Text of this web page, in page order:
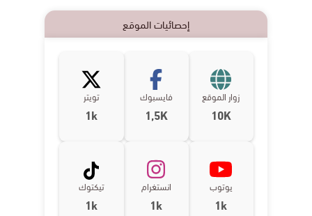
إحصائيات الموقع
زوار الموقع
10K
فايسبوك
1,5K
تويتر
1k
يوتوب
1k
انستغرام
1k
تيكتوك
1k